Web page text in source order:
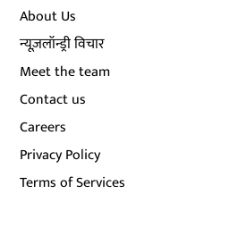
About Us
न्यूज़लॉन्ड्री विचार
Meet the team
Contact us
Careers
Privacy Policy
Terms of Services